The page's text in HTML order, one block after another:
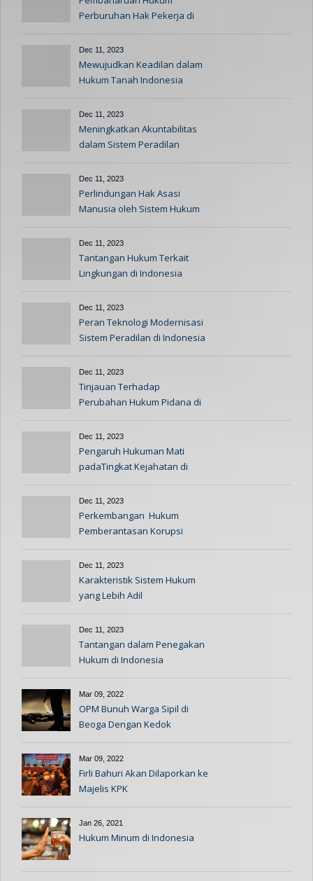
Perburuhan Hak Pekerja di
Dec 11, 2023
Mewujudkan Keadilan dalam
Hukum Tanah Indonesia
Dec 11, 2023
Meningkatkan Akuntabilitas
dalam Sistem Peradilan
Dec 11, 2023
Perlindungan Hak Asasi
Manusia oleh Sistem Hukum
Dec 11, 2023
Tantangan Hukum Terkait
Lingkungan di Indonesia
Dec 11, 2023
Peran Teknologi Modernisasi
Sistem Peradilan di Indonesia
Dec 11, 2023
Tinjauan Terhadap
Perubahan Hukum Pidana di
Dec 11, 2023
Pengaruh Hukuman Mati
padaTingkat Kejahatan di
Dec 11, 2023
Perkembangan Hukum
Pemberantasan Korupsi
Dec 11, 2023
Karakteristik Sistem Hukum
yang Lebih Adil
Dec 11, 2023
Tantangan dalam Penegakan
Hukum di Indonesia
Mar 09, 2022
OPM Bunuh Warga Sipil di
Beoga Dengan Kedok
Mar 09, 2022
Firli Bahuri Akan Dilaporkan ke
Majelis KPK
Jan 26, 2021
Hukum Minum di Indonesia